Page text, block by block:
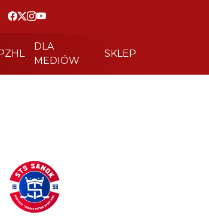
DLA
MEDIÓW
SKLEP